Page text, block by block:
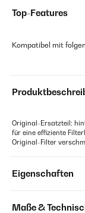
Top-Features
Kompatibel mit
Original-Ersatzteil:
für eine effiziente
Original-Filter
Eigenschaften
Maße &